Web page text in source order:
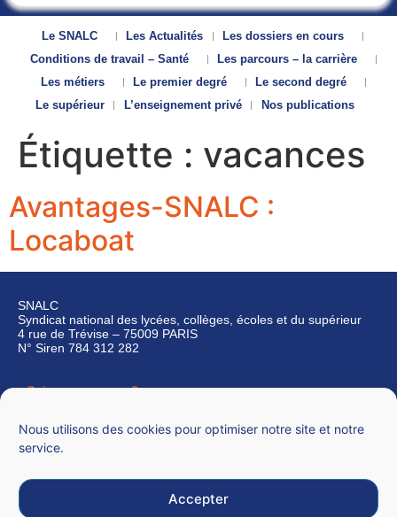
Nous utilisons des cookies pour optimiser notre site et notre
service.
Accepter
Le SNALC Les Actualités
Les dossiers en cours
Conditions de travail – Santé
Les parcours – la carrière
Les métiers
Le premier degré
Le second degré
Le supérieur
L’enseignement privé Nos publications
Étiquette : vacances
Avantages-SNALC :
Locaboat
SNALC
Syndicat national des lycées, collèges, écoles et du supérieur
4 rue de Trévise – 75009 PARIS
N° Siren 784 312 282
Qui sommes-nous ?